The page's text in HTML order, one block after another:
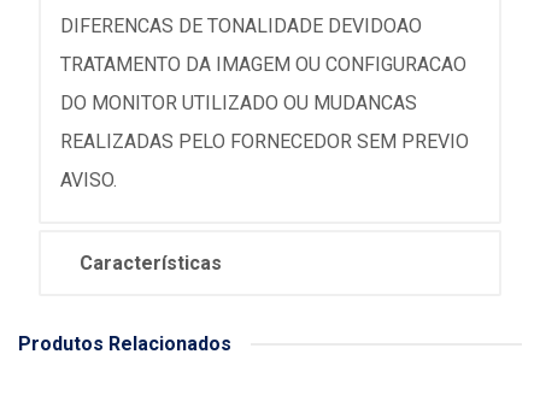
DIFERENCAS DE TONALIDADE DEVIDOAO
TRATAMENTO DA IMAGEM OU CONFIGURACAO
DO MONITOR UTILIZADO OU MUDANCAS
REALIZADAS PELO FORNECEDOR SEM PREVIO
AVISO.
Características
Produtos Relacionados